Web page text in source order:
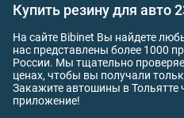
Купить резину для авто
На сайте Bibinet Вы найдете
нас представлены более 1000
России. Мы тщательно
ценах, чтобы вы получали
Закажите автошины в Тольятте
приложение!